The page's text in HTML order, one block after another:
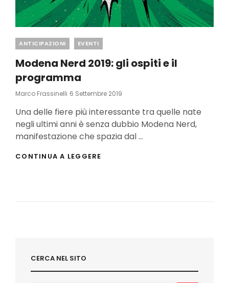
Categories
ANTICIPAZIONI EVENTI
Modena Nerd 2019: gli ospiti e il
programma
Marco Frassinelli Posted
6 Settembre 2019
Una delle fiere più interessante tra quelle nate
negli ultimi anni è senza dubbio Modena Nerd,
manifestazione che spazia dal …
CONTINUA A LEGGERE
CERCA NEL SITO